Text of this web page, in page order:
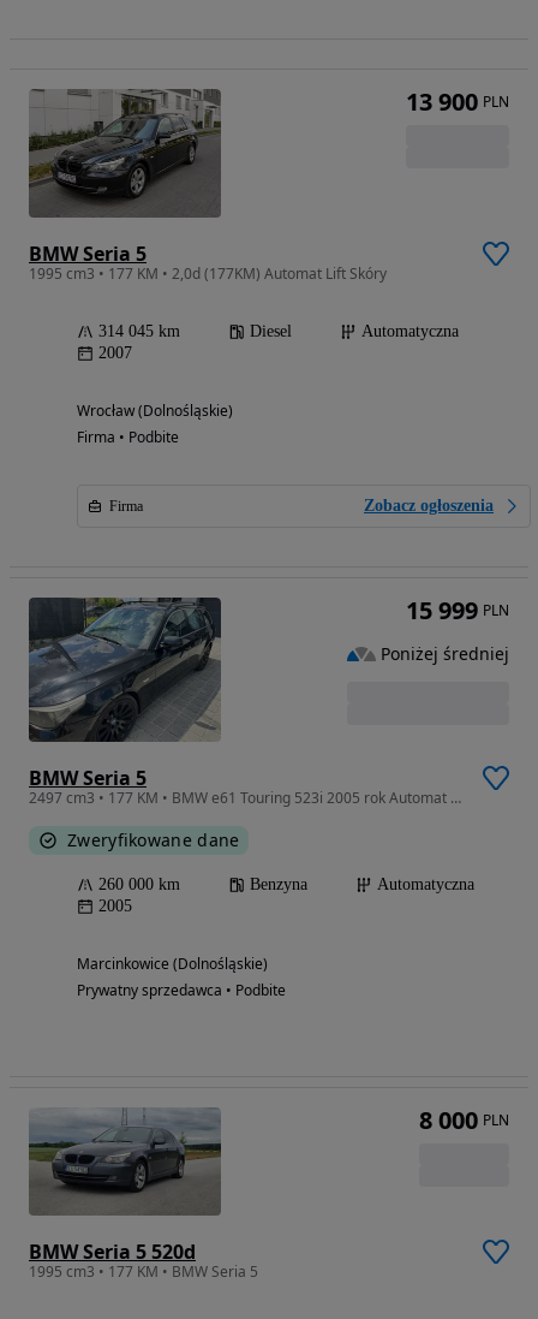
BMW Seria 5
1995 cm3 • 177 KM • 2,0d (177KM) Automat Lift Skóry
314 045 km Diesel
Automatyczna
2007
Wrocław (Dolnośląskie)
Firma • Podbite
Firma Zobacz ogłoszenia
13 900 PLN
BMW Seria 5
2497 cm3 • 177 KM • BMW e61 Touring 523i 2005 rok Automat Czarny
Zweryfikowane dane
260 000 km Benzyna
Automatyczna
2005
Marcinkowice (Dolnośląskie)
Prywatny sprzedawca • Podbite
15 999 PLN
Poniżej średniej
BMW Seria 5 520d
1995 cm3 • 177 KM • BMW Seria 5
8 000 PLN